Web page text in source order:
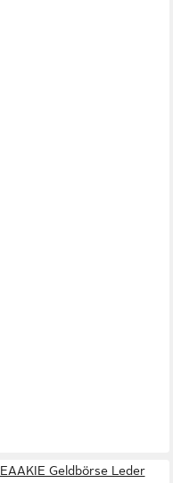
EAAKIE Geldbörse Leder